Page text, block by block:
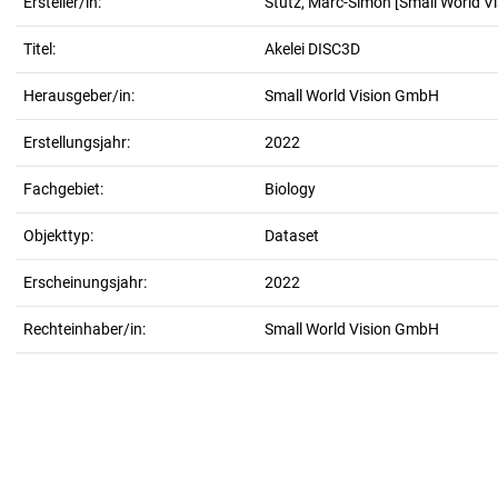
Titel: Akelei DISC3D
Herausgeber/in: Small World Vision GmbH
Erstellungsjahr: 2022
Fachgebiet: Biology
Objekttyp: Dataset
Erscheinungsjahr: 2022
Rechteinhaber/in: Small World Vision GmbH